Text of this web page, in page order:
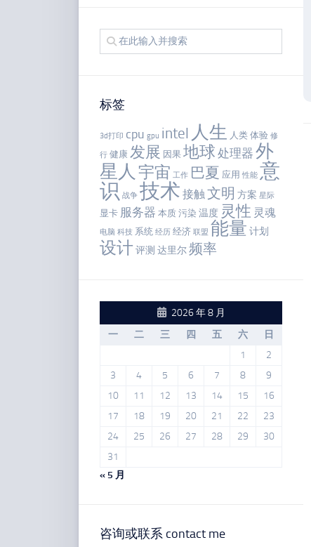
标签
3d打印 cpu gpu intel 人生 人类 体验 修
行 健康 发展 因果 地球 处理器 外
星人 宇宙 工作 巴夏 应用 性能 意
识 战争 技术 接触文明 方案 星际
显卡 服务器 本质 污染 温度 灵性 灵魂
电脑 科技 系统 经历 经济 联盟 能量 计划
设计评测 达里尔频率
2026 年 8 月
一
二 三 四 五 六
日
1
2
3
4 5 6 7 8
9
10
11 12 13 14 15
16
17
18 19 20 21 22
23
24
25 26 27 28 29
30
31
« 5 月
咨询或联系 contact me